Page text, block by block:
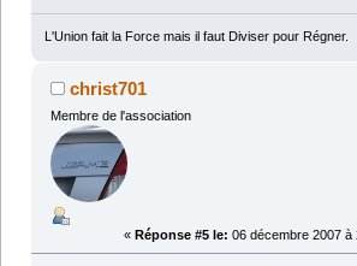
L'Union fait la Force mais il faut Diviser pour Régner.
christ701
Membre de l'association
« Réponse #5 le: 06 décembre 2007 à